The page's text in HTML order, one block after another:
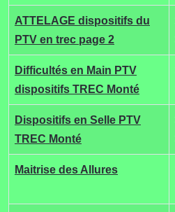
ATTELAGE dispositifs du
PTV en trec page 2
Difficultés en Main PTV
dispositifs TREC Monté
Dispositifs en Selle PTV
TREC Monté
Maitrise des Allures